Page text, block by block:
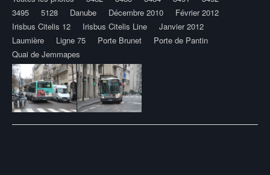
3495
5128 Danube Décembre 2010
Février 2012
Irisbus Citelis 12
Irisbus Citelis Line
Janvier 2012
Laumière
Ligne 75 Porte Brunet
Porte de Pantin
Quai de Jemmapes
Post